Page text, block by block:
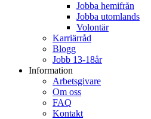
Jobba hemifrån
Jobba utomlands
Volontär
Karriärråd
Blogg
Jobb 13-18år
Information
Arbetsgivare
Om oss
FAQ
Kontakt